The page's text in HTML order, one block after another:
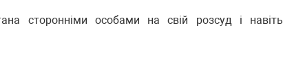
сторонніми особами на свій розсуд і навіть